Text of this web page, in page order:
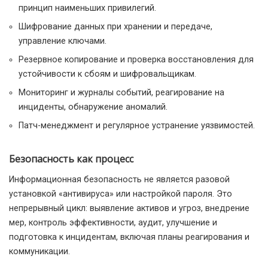
принцип наименьших привилегий.
Шифрование данных при хранении и передаче,
управление ключами.
Резервное копирование и проверка восстановления для
устойчивости к сбоям и шифровальщикам.
Мониторинг и журналы событий, реагирование на
инциденты, обнаружение аномалий.
Патч-менеджмент и регулярное устранение уязвимостей.
Безопасность как процесс
Информационная безопасность не является разовой
установкой «антивируса» или настройкой пароля. Это
непрерывный цикл: выявление активов и угроз, внедрение
мер, контроль эффективности, аудит, улучшение и
подготовка к инцидентам, включая планы реагирования и
коммуникации.